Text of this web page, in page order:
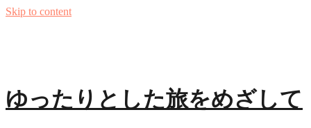
Skip to content
ゆったりとした旅をめざして